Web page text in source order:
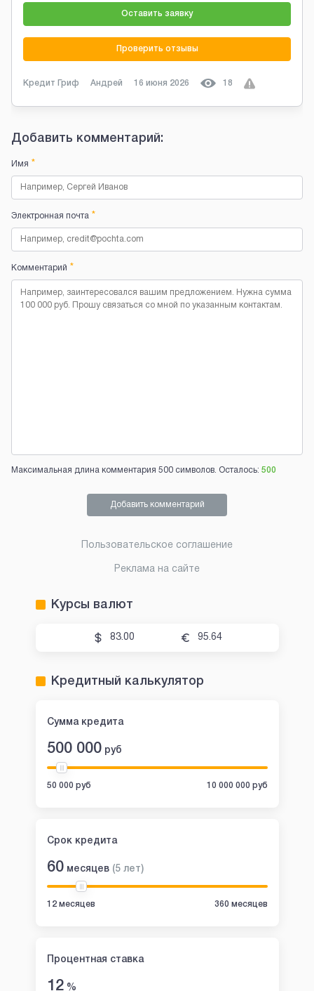
Оставить заявку
Проверить отзывы
Кредит Гриф Андрей 16 июня 2026 18
Добавить комментарий:
Имя *
Электронная почта *
Комментарий *
Максимальная длина комментария 500 символов. Осталось: 500
Добавить комментарий
Пользовательское соглашение
Реклама на сайте
Курсы валют
83.00 95.64
Кредитный калькулятор
Сумма кредита
500 000 руб
50 000 руб 10 000 000 руб
Срок кредита
60 месяцев (5 лет)
12 месяцев 360 месяцев
Процентная ставка
12%